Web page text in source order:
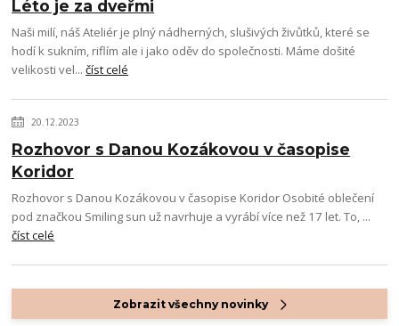
Léto je za dveřmi
Naši milí, náš Ateliér je plný nádherných, slušivých živůtků, které se
hodí k sukním, riflím ale i jako oděv do společnosti. Máme došité
velikosti vel...číst celé
20.12.2023
Rozhovor s Danou Kozákovou v časopise
Koridor
Rozhovor s Danou Kozákovou v časopise Koridor Osobité oblečení
pod značkou Smiling sun už navrhuje a vyrábí více než 17 let. To, ...
číst celé
Zobrazit všechny novinky